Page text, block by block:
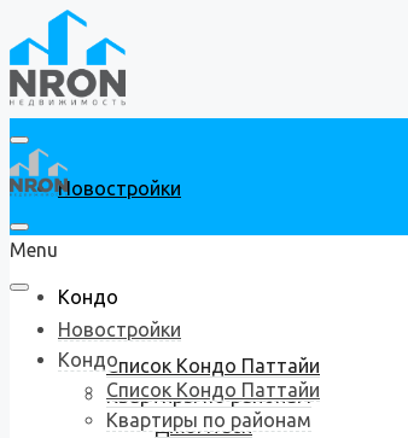
Новостройки
Кондо
Список Кондо Паттайи
Квартиры по районам
Джомтьен
Menu
Новостройки
Кондо
Список Кондо Паттайи
Квартиры по районам